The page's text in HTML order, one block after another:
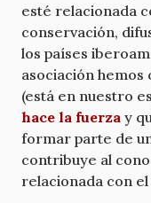
esté relacionada
conservación,
los países
asociación hemos
(está en nuestro
hace la fuerza y
formar parte de
contribuye al
relacionada con